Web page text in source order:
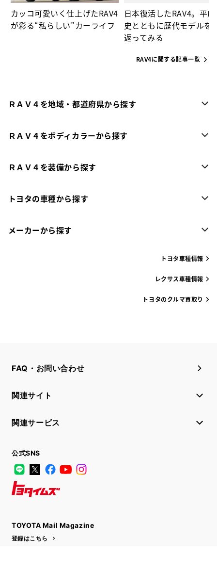
カッコ可愛いく仕上げたRAV4
が彩る“私らしい”カーライフ
日本復活したRAV4。平
史とともに歴代モデルを
返ってみる
RAV4に関する記事一覧
ＲＡＶ４を地域・都道府県から探す
ＲＡＶ４をボディカラーから探す
ＲＡＶ４を装備から探す
トヨタの車種から探す
メーカーから探す
トヨタ車種情報
レクサス車種情報
トヨタのクルマ買取り
FAQ・お問い合わせ
関連サイト
関連サービス
公式SNS
LINE
X FacebookYouTube
TOYOTA Mail Magazine
登録はこちら